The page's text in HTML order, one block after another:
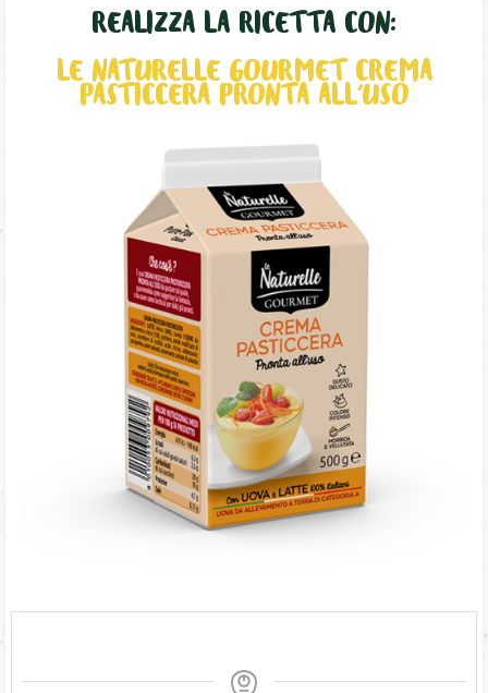
REALIZZA LA RICETTA CON:
LE NATURELLE GOURMET CREMA
PASTICCERA PRONTA ALL'USO